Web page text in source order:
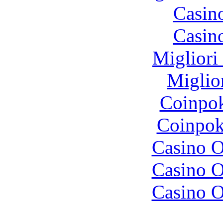
Migliori
Casino
Casino
Casino